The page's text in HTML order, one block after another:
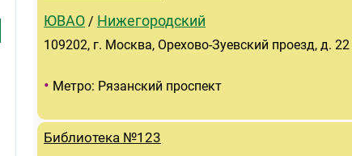
ЮВАО / Нижегородский
109202, г. Москва, Орехово-Зуевский проезд, д. 22
• Метро: Рязанский проспект
Библиотека №123